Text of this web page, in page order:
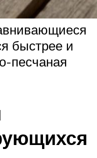
быстрее и
песчаная